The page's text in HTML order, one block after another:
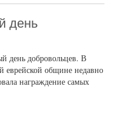
день
день добровольцев. В
еврейской общине недавно
награждение самых